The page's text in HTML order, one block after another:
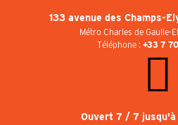
133 avenue des Champs-
Métro Charles de Gaulle-
Téléphone : +33 7
Ouvert 7 / 7 jusqu'à